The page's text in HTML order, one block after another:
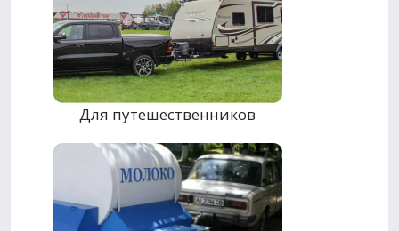
Для путешественников